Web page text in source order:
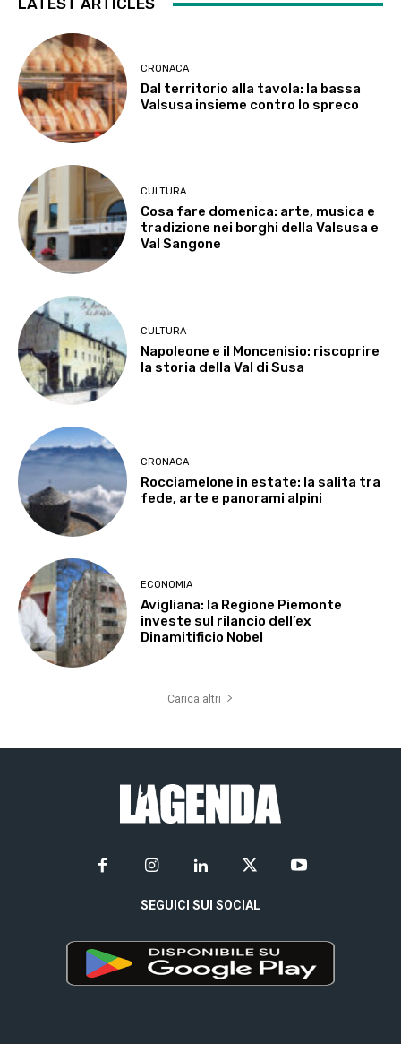
LATEST ARTICLES
CRONACA
Dal territorio alla tavola: la bassa
Valsusa insieme contro lo spreco
CULTURA
Cosa fare domenica: arte, musica e
tradizione nei borghi della Valsusa e
Val Sangone
CULTURA
Napoleone e il Moncenisio: riscoprire
la storia della Val di Susa
CRONACA
Rocciamelone in estate: la salita tra
fede, arte e panorami alpini
ECONOMIA
Avigliana: la Regione Piemonte
investe sul rilancio dell’ex
Dinamitificio Nobel
Carica altri
SEGUICI SUI SOCIAL